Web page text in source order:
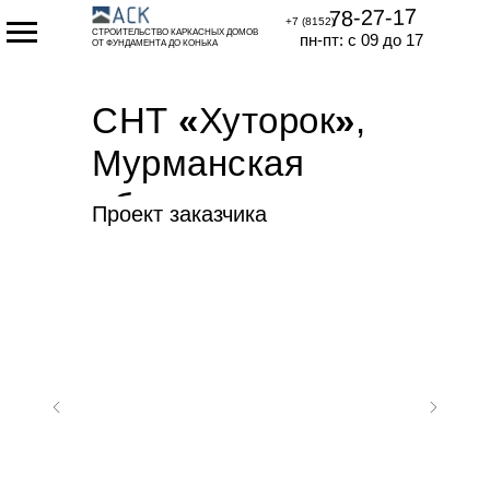
СТРОИТЕЛЬСТВО КАРКАСНЫХ ДОМОВ
ОТ ФУНДАМЕНТА ДО КОНЬКА
78-27-17
пн-пт: с 09 до 17
+7 (8152)
СНТ «Хуторок»,
Мурманская
область
Проект заказчика